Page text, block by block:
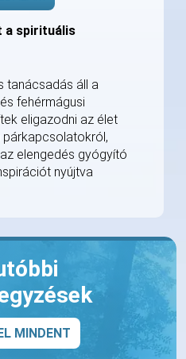
a spirituális
tanácsadás áll a
fehérmágusi
eligazodni az élet
párkapcsolatokról,
elengedés gyógyító
nyújtva
MINDENT